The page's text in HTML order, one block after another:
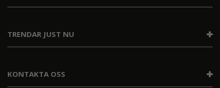
KONTAKTA OSS
TRENDAR JUST NU